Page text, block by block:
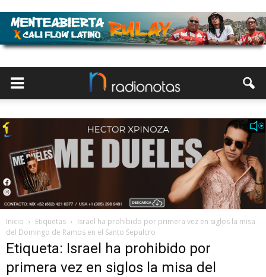
Inicio Etiquetas
Israel ha prohibido por primera vez en siglos la misa
del Domingo de Ramos en el Santo Sepulcro
Etiqueta: Israel ha prohibido por
primera vez en siglos la misa del